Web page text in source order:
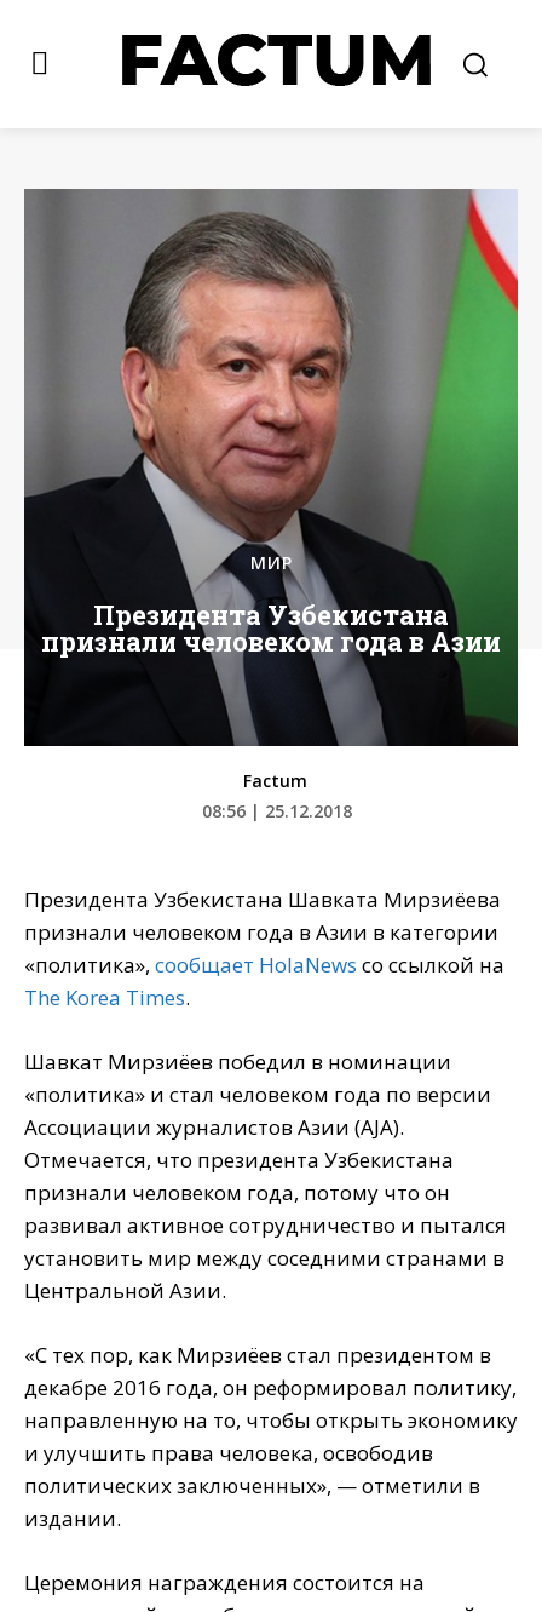
МИР
Президента Узбекистана
признали человеком года в Азии
Factum
08:56 | 25.12.2018
Президента Узбекистана Шавката Мирзиёева
признали человеком года в Азии в категории
«политика», сообщает HolaNews со ссылкой на
The Korea Times.
Шавкат Мирзиёев победил в номинации
«политика» и стал человеком года по версии
Ассоциации журналистов Азии (AJA).
Отмечается, что президента Узбекистана
признали человеком года, потому что он
развивал активное сотрудничество и пытался
установить мир между соседними странами в
Центральной Азии.
«С тех пор, как Мирзиёев стал президентом в
декабре 2016 года, он реформировал политику,
направленную на то, чтобы открыть экономику
и улучшить права человека, освободив
политических заключенных», — отметили в
издании.
Церемония награждения состоится на